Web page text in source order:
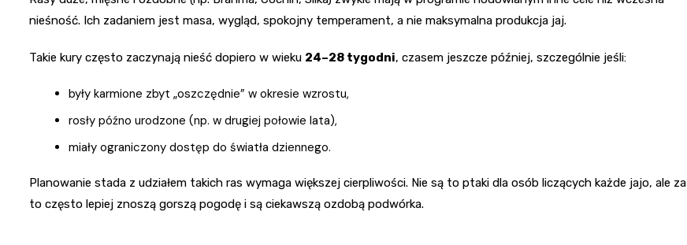
nieśność. Ich zadaniem jest masa, wygląd, spokojny temperament, a nie maksymalna produkcja jaj.
Takie kury często zaczynają nieść dopiero w wieku 24–28 tygodni, czasem jeszcze później, szczególnie jeśli:
były karmione zbyt „oszczędnie” w okresie wzrostu,
rosły późno urodzone (np. w drugiej połowie lata),
miały ograniczony dostęp do światła dziennego.
Planowanie stada z udziałem takich ras wymaga większej cierpliwości. Nie są to ptaki dla osób liczących każde jajo, ale za
to często lepiej znoszą gorszą pogodę i są ciekawszą ozdobą podwórka.